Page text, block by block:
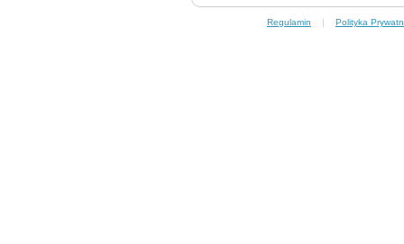
Regulamin | Polityka